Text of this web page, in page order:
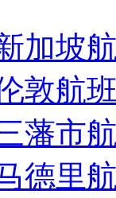
加坡
敦航
藩市
德里